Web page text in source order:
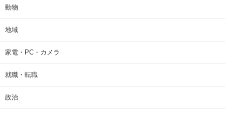
動物
地域
家電・PC・カメラ
就職・転職
政治